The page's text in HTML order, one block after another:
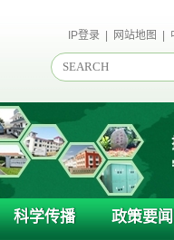
IP登录| 网站地图
科学传播 政策要闻